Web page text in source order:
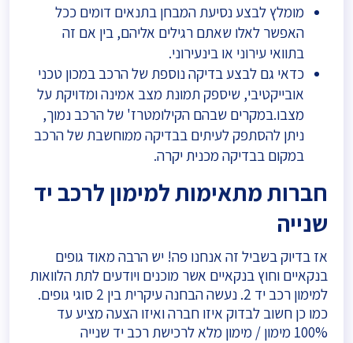
מומלץ לבצע נסיעת המבחן בתנאים דומים ככל
האפשר לאלו שאתם רגילים אליהם, בין אם זה
בתוואי עירוני או בינעירוני.
כדאי גם לבצע בדיקה נוספת של הרכב במכון טכני
אובייקטיבי, שיספק תמונת מצב אמינה ומדויקת על
מצבו.במקרים שבהם הקילומטרז' של הרכב נמוך,
ניתן להסתפק לעיתים בבדיקה ממוחשבת של הרכב
במקום בבדיקה מכנית יקרה.
חברות מתאימות למימון לרכב יד
שנייה
אז בדיוק בשביל זה אנחנו פה! יש הרבה מאוד גופים
בנקאיים וחוץ בנקאיים אשר מוכנים ויודעים לתת הלוואות
למימון רכב יד 2. נעשה הבחנה עיקרית בין 2 סוגי גופים.
כמו כן חשוב לבדוק איזו חברה ואיזו הצעה מציע עד
100% מימון / מימון מלא לרכישת רכב יד שנייה